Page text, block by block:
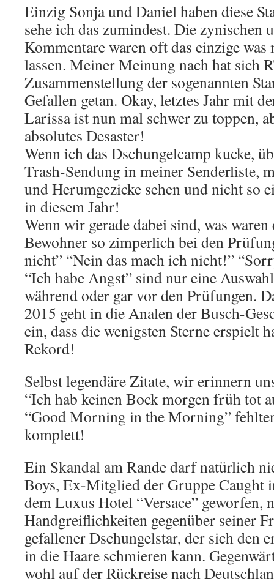
Einzig Sonja und Daniel haben diese
sehe ich das zumindest. Die zynischen
Kommentare waren oft das einzige
lassen. Meiner Meinung nach hat sich
Zusammenstellung der sogenannten
Gefallen getan. Okay, letztes Jahr mit
Larissa ist nun mal schwer zu toppen,
absolutes Desaster!
Wenn ich das Dschungelcamp kucke,
Trash-Sendung in meiner Senderliste,
und Herumgezicke sehen und nicht so
in diesem Jahr!
Wenn wir gerade dabei sind, was
Bewohner so zimperlich bei den
nicht” “Nein das mach ich nicht!”
“Ich habe Angst” sind nur eine
während oder gar vor den Prüfungen.
2015 geht in die Analen der Busch-
ein, dass die wenigsten Sterne erspielt
Rekord!
Selbst legendäre Zitate, wir erinnern
“Ich hab keinen Bock morgen früh tot
“Good Morning in the Morning”
komplett!
Ein Skandal am Rande darf natürlich
Boys, Ex-Mitglied der Gruppe Caught
dem Luxus Hotel “Versace” geworfen,
Handgreiflichkeiten gegenüber seiner
gefallener Dschungelstar, der sich den
in die Haare schmieren kann.
wohl auf der Rückreise nach